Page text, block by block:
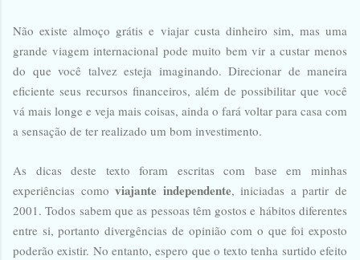
Não existe almoço grátis e viajar custa dinheiro sim, mas uma
grande viagem internacional pode muito bem vir a custar menos
do que você talvez esteja imaginando. Direcionar de maneira
eficiente seus recursos financeiros, além de possibilitar que você
vá mais longe e veja mais coisas, ainda o fará voltar para casa com
a sensação de ter realizado um bom investimento.
As dicas deste texto foram escritas com base em minhas
experiências comoviajante independente, iniciadas a partir de
2001. Todos sabem que as pessoas têm gostos e hábitos diferentes
entre si, portanto divergências de opinião com o que foi exposto
poderão existir. No entanto, espero que o texto tenha surtido efeito